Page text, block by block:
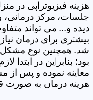
هزینه فیزیوتراپی در
جلسات، مرکز درمانی،
دیده و... می تواند
بیشتری برای درمان
شد. همچنین نوع مشکل
بود؛ بنابراین در
معاینه نموده و پس از
هزینه درمان به